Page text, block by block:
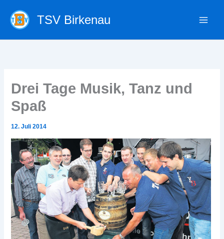
Inhalt
springen
TSV Birkenau
Drei Tage Musik, Tanz und
Spaß
12. Juli 2014